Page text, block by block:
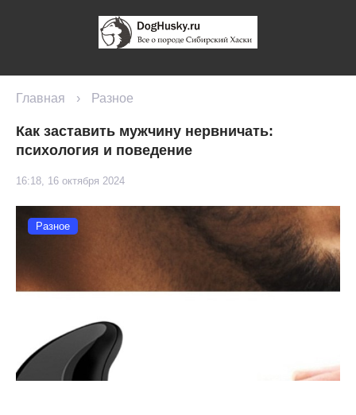
Главная › Разное
Как заставить мужчину нервничать:
психология и поведение
16:18, 16 октября 2024
Разное